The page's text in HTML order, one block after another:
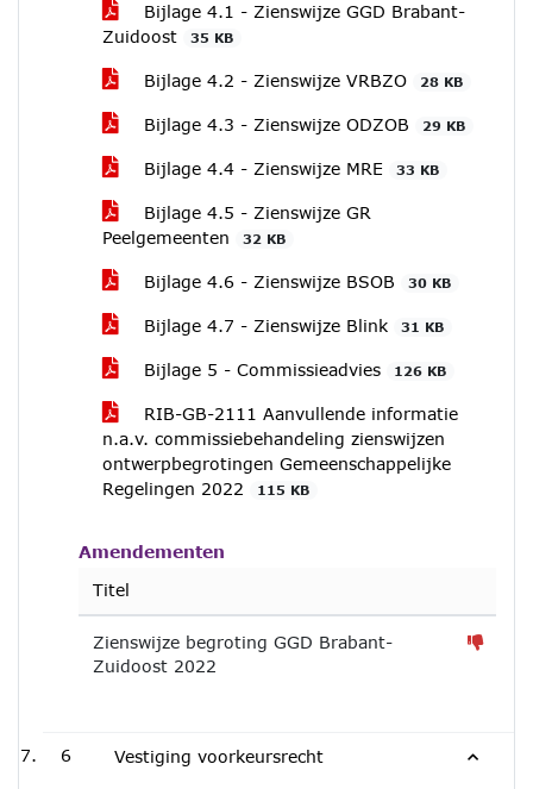
Bijlage 4.1 - Zienswijze GGD Brabant-
Zuidoost
35 KB
Bijlage 4.2 - Zienswijze VRBZO 28 KB
Bijlage 4.3 - Zienswijze ODZOB 29 KB
Bijlage 4.4 - Zienswijze MRE 33 KB
Bijlage 4.5 - Zienswijze GR
Peelgemeenten
32 KB
Bijlage 4.6 - Zienswijze BSOB 30 KB
Bijlage 4.7 - Zienswijze Blink 31 KB
Bijlage 5 - Commissieadvies 126 KB
RIB-GB-2111 Aanvullende informatie
n.a.v. commissiebehandeling zienswijzen
ontwerpbegrotingen Gemeenschappelijke
Regelingen 2022
115 KB
Amendementen
Titel
Zienswijze begroting GGD Brabant-
Zuidoost 2022
6 Vestiging voorkeursrecht